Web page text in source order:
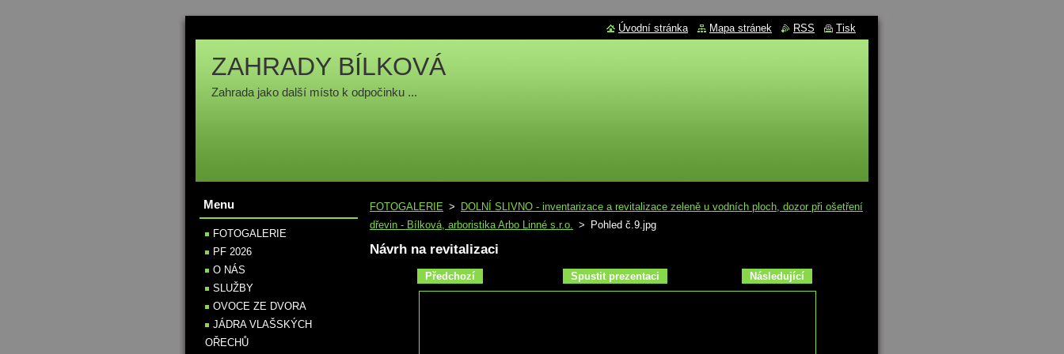
ZAHRADY BÍLKOVÁ
Zahrada jako další místo k odpočinku ...
FOTOGALERIE >
DOLNÍ SLIVNO - inventarizace a revitalizace zeleně u vodních ploch, dozor při ošetření
dřevin - Bílková, arboristika Arbo Linné s.r.o. > Pohled č.9.jpg
Návrh na revitalizaci
Předchozí Spustit prezentaci Následující
Menu
FOTOGALERIE
PF 2026
O NÁS
SLUŽBY
OVOCE ZE DVORA
JÁDRA VLAŠSKÝCH
OŘECHŮ
Úvodní stránka Mapa stránek RSS Tisk